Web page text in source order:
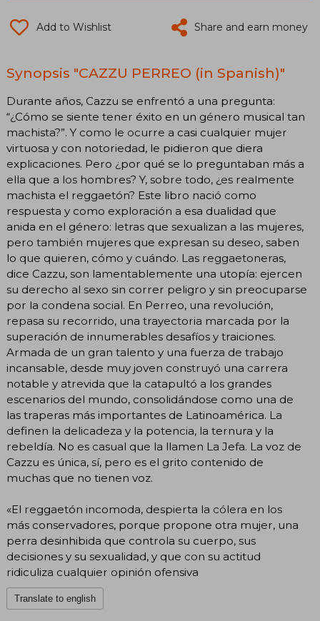
Add to Wishlist Share and earn money
Synopsis "CAZZU PERREO (in Spanish)"
Durante años, Cazzu se enfrentó a una pregunta:
“¿Cómo se siente tener éxito en un género musical tan
machista?”. Y como le ocurre a casi cualquier mujer
virtuosa y con notoriedad, le pidieron que diera
explicaciones. Pero ¿por qué se lo preguntaban más a
ella que a los hombres? Y, sobre todo, ¿es realmente
machista el reggaetón? Este libro nació como
respuesta y como exploración a esa dualidad que
anida en el género: letras que sexualizan a las mujeres,
pero también mujeres que expresan su deseo, saben
lo que quieren, cómo y cuándo. Las reggaetoneras,
dice Cazzu, son lamentablemente una utopía: ejercen
su derecho al sexo sin correr peligro y sin preocuparse
por la condena social. En Perreo, una revolución,
repasa su recorrido, una trayectoria marcada por la
superación de innumerables desafíos y traiciones.
Armada de un gran talento y una fuerza de trabajo
incansable, desde muy joven construyó una carrera
notable y atrevida que la catapultó a los grandes
escenarios del mundo, consolidándose como una de
las traperas más importantes de Latinoamérica. La
definen la delicadeza y la potencia, la ternura y la
rebeldía. No es casual que la llamen La Jefa. La voz de
Cazzu es única, sí, pero es el grito contenido de
muchas que no tienen voz.
«El reggaetón incomoda, despierta la cólera en los
más conservadores, porque propone otra mujer, una
perra desinhibida que controla su cuerpo, sus
decisiones y su sexualidad, y que con su actitud
ridiculiza cualquier opinión ofensiva
Translate to english